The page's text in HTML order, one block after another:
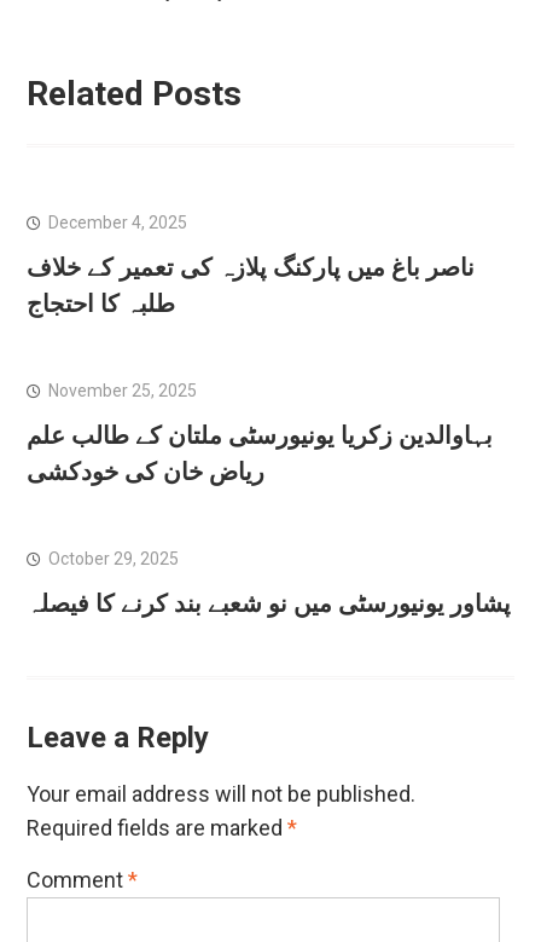
Related Posts
December 4, 2025
ناصر باغ میں پارکنگ پلازہ کی تعمیر کے خلاف
طلبہ کا احتجاج
November 25, 2025
بہاوالدین زکریا یونیورسٹی ملتان کے طالب علم
ریاض خان کی خودکشی
October 29, 2025
پشاور یونیورسٹی میں نو شعبے بند کرنے کا فیصلہ
Leave a Reply
Your email address will not be published.
Required fields are marked *
Comment*